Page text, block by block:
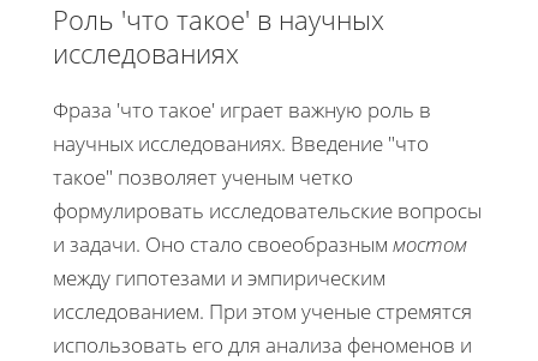
Роль 'что такое' в научных
исследованиях
Фраза 'что такое' играет важную роль в
научных исследованиях. Введение "что
такое" позволяет ученым четко
формулировать исследовательские вопросы
и задачи. Оно стало своеобразным мостом
между гипотезами и эмпирическим
исследованием. При этом ученые стремятся
использовать его для анализа феноменов и